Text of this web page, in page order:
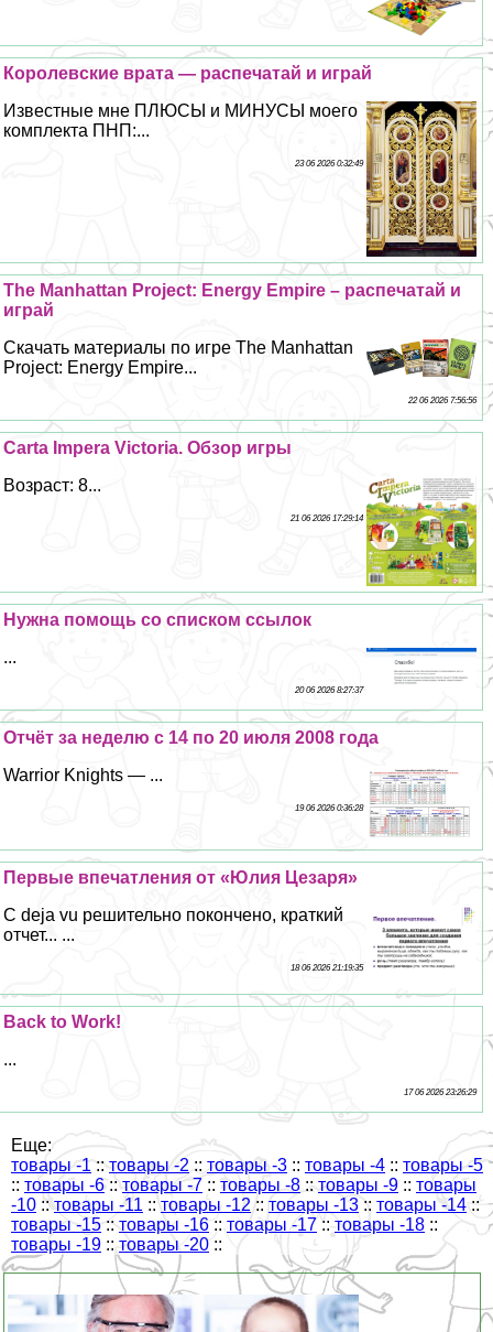
Королевские врата — распечатай и играй
Известные мне ПЛЮСЫ и МИНУСЫ моего
комплекта ПНП:...
23 06 2026 0:32:49
The Manhattan Project: Energy Empire – распечатай и
играй
Скачать материалы по игре The Manhattan
Project: Energy Empire...
22 06 2026 7:56:56
Carta Impera Victoria. Обзор игры
Возраст: 8...
21 06 2026 17:29:14
Нужна помощь со списком ссылок
...
20 06 2026 8:27:37
Отчёт за неделю с 14 по 20 июля 2008 года
Warrior Knights — ...
19 06 2026 0:36:28
Первые впечатления от «Юлия Цезаря»
С deja vu решительно покончено, краткий
отчет... ...
18 06 2026 21:19:35
Back to Work!
...
17 06 2026 23:26:29
Еще:
товары -1 ::товары -2 :: товары -3 :: товары -4 :: товары -5
:: товары -6 ::товары -7 :: товары -8 ::товары -9 :: товары
-10 :: товары -11 :: товары -12 :: товары -13 :: товары -14 ::
товары -15 :: товары -16 :: товары -17 :: товары -18 ::
товары -19 :: товары -20 ::